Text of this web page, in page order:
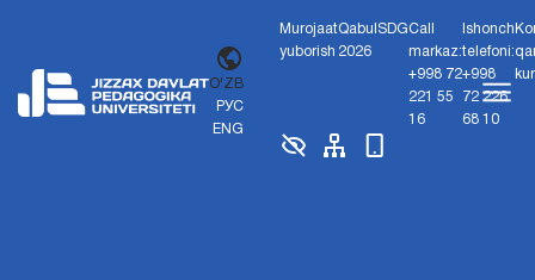
O'ZB
РУС
ENG
Murojaat
yuborish
Qabul
2026
SDGCall
markaz:
+998 72
221 55
16
Ishonch
telefoni:
+998
72 226
68 10